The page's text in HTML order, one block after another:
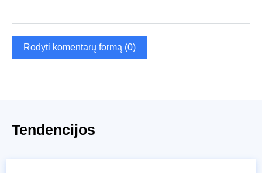
Rodyti komentarų formą (0)
Tendencijos